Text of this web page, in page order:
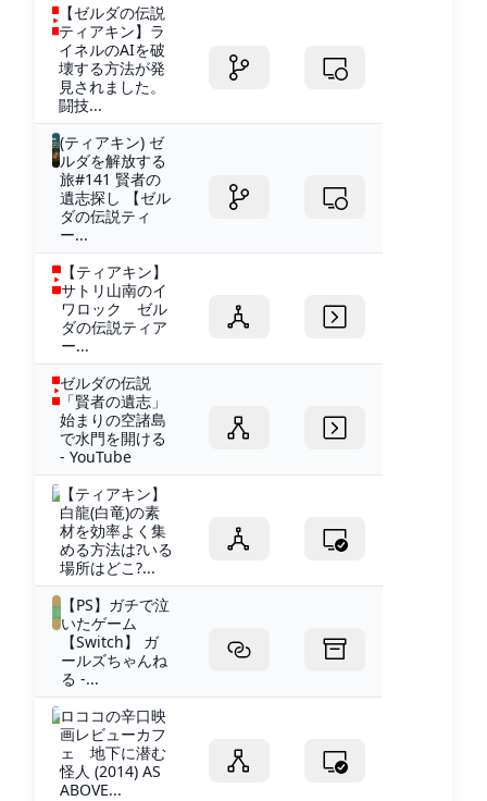
【ゼルダの伝説
ティアキン】ラ
イネルのAIを破
壊する方法が発
見されました。
闘技...
(ティアキン) ゼ
ルダを解放する
旅#141 賢者の
遺志探し 【ゼル
ダの伝説ティ
ー...
【ティアキン】
サトリ山南のイ
ワロック ゼル
ダの伝説ティア
ー...
ゼルダの伝説
「賢者の遺志」
始まりの空諸島
で水門を開ける
- YouTube
【ティアキン】
白龍(白竜)の素
材を効率よく集
める方法は?いる
場所はどこ?...
【PS】ガチで泣
いたゲーム
【Switch】 ガ
ールズちゃんね
る -...
ロココの辛口映
画レビューカフ
ェ 地下に潜む
怪人 (2014) AS
ABOVE...